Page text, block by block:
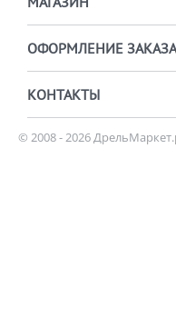
ОФОРМЛЕНИЕ ЗАКАЗА
КОНТАКТЫ
© 2008 - 2026